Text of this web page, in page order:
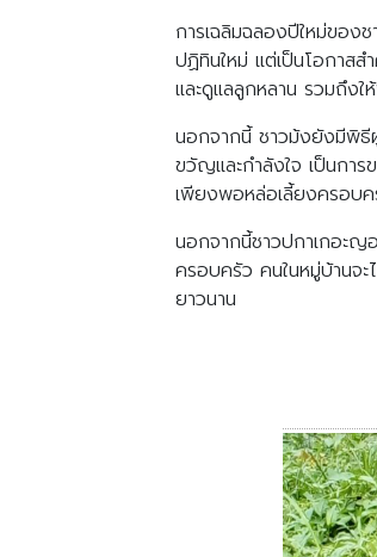
การเฉลิมฉลองปีใหม่ของ
ปฏิทินใหม่ แต่เป็นโอกาส
และดูแลลูกหลาน รวมถึง
นอกจากนี้ ชาวม้งยังมีพิธี
ขวัญและกำลังใจ เป็นกา
เพียงพอหล่อเลี้ยงครอบค
นอกจากนี้ชาวปกาเกอะ
ครอบครัว คนในหมู่บ้านจ
ยาวนาน